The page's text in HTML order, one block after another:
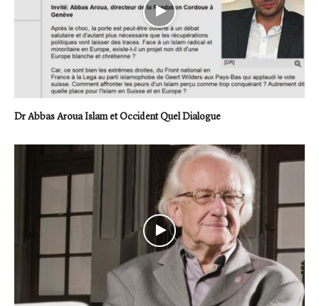
Dr Abbas Aroua Islam et Occident Quel Dialogue